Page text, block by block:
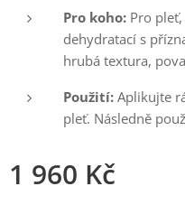
Pro koho: Pro
dehydratací s
hrubá textura,
Použití: Aplikujte
pleť. Následně
1 960 Kč